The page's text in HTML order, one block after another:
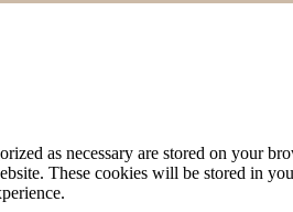
as necessary are stored on your
These cookies will be stored in